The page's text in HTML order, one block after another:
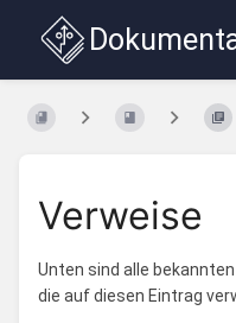
Verweise
Unten sind alle
die auf diesen Eintrag